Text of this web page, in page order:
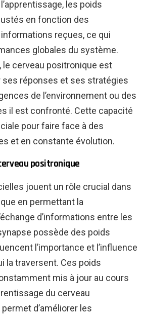
les poids
en fonction des
reçues, ce qui
globales du système.
le cerveau positronique est
ses réponses et ses stratégies
de l’environnement ou des
il est confronté. Cette capacité
pour faire face à des
et en constante évolution.
positronique
jouent un rôle crucial dans
en permettant la
d’informations entre les
possède des poids
l’importance et l’influence
la traversent. Ces poids
mis à jour au cours
du cerveau
d’améliorer les